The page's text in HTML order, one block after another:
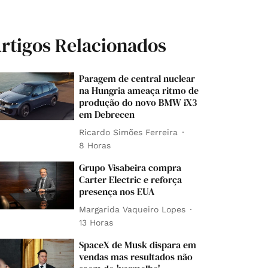
Relacionados
Paragem de central nuclear
na Hungria ameaça ritmo de
produção do novo BMW iX3
em Debrecen
Ricardo Simões Ferreira
8 Horas
Grupo Visabeira compra
Carter Electric e reforça
presença nos EUA
Margarida Vaqueiro Lopes
13 Horas
SpaceX de Musk dispara em
vendas mas resultados não